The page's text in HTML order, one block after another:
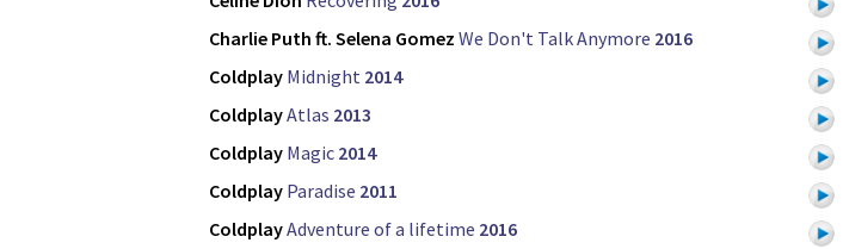
Charlie Puth ft. Selena Gomez We Don't Talk Anymore 2016
Coldplay Midnight 2014
ColdplayAtlas 2013
Coldplay Magic 2014
Coldplay Paradise 2011
ColdplayAdventure of a lifetime 2016